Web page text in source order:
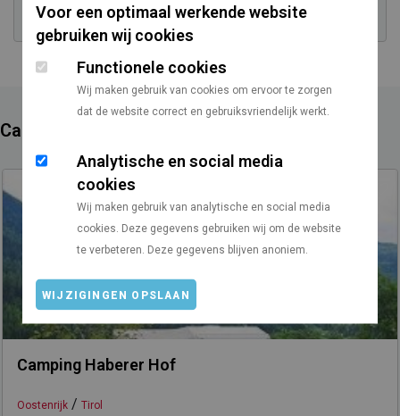
Voor een optimaal werkende website
gebruiken wij cookies
Functionele cookies
Wij maken gebruik van cookies om ervoor te zorgen
dat de website correct en gebruiksvriendelijk werkt.
Analytische en social media
cookies
Wij maken gebruik van analytische en social media
cookies. Deze gegevens gebruiken wij om de website
te verbeteren. Deze gegevens blijven anoniem.
WIJZIGINGEN OPSLAAN
Campings in de buurt
Camping Haberer Hof
Oostenrijk / Tirol